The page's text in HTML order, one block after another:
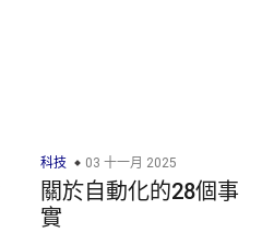
科技 03 十一月 2025
關於自動化的28個事
實